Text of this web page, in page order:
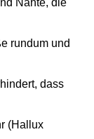
rundum und
dass
(Hallux